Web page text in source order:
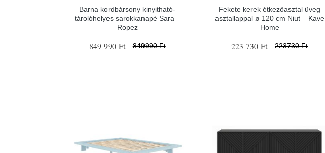
Barna kordbársony kinyitható-
tárolóhelyes sarokkanapé Sara –
Ropez
849 990 Ft 849990 Ft
Fekete kerek étkezőasztal üveg
asztallappal ø 120 cm Niut – Kave
Home
223 730 Ft 223730 Ft